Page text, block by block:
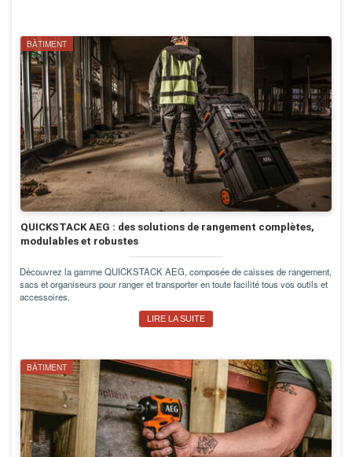
BÂTIMENT
QUICKSTACK AEG : des solutions de rangement complètes,
modulables et robustes
Découvrez la gamme QUICKSTACK AEG, composée de caisses de rangement,
sacs et organiseurs pour ranger et transporter en toute facilité tous vos outils et
accessoires.
LIRE LA SUITE
BÂTIMENT